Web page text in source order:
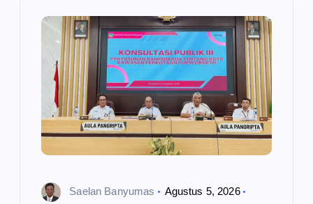
Saelan Banyumas
Agustus 5, 2026